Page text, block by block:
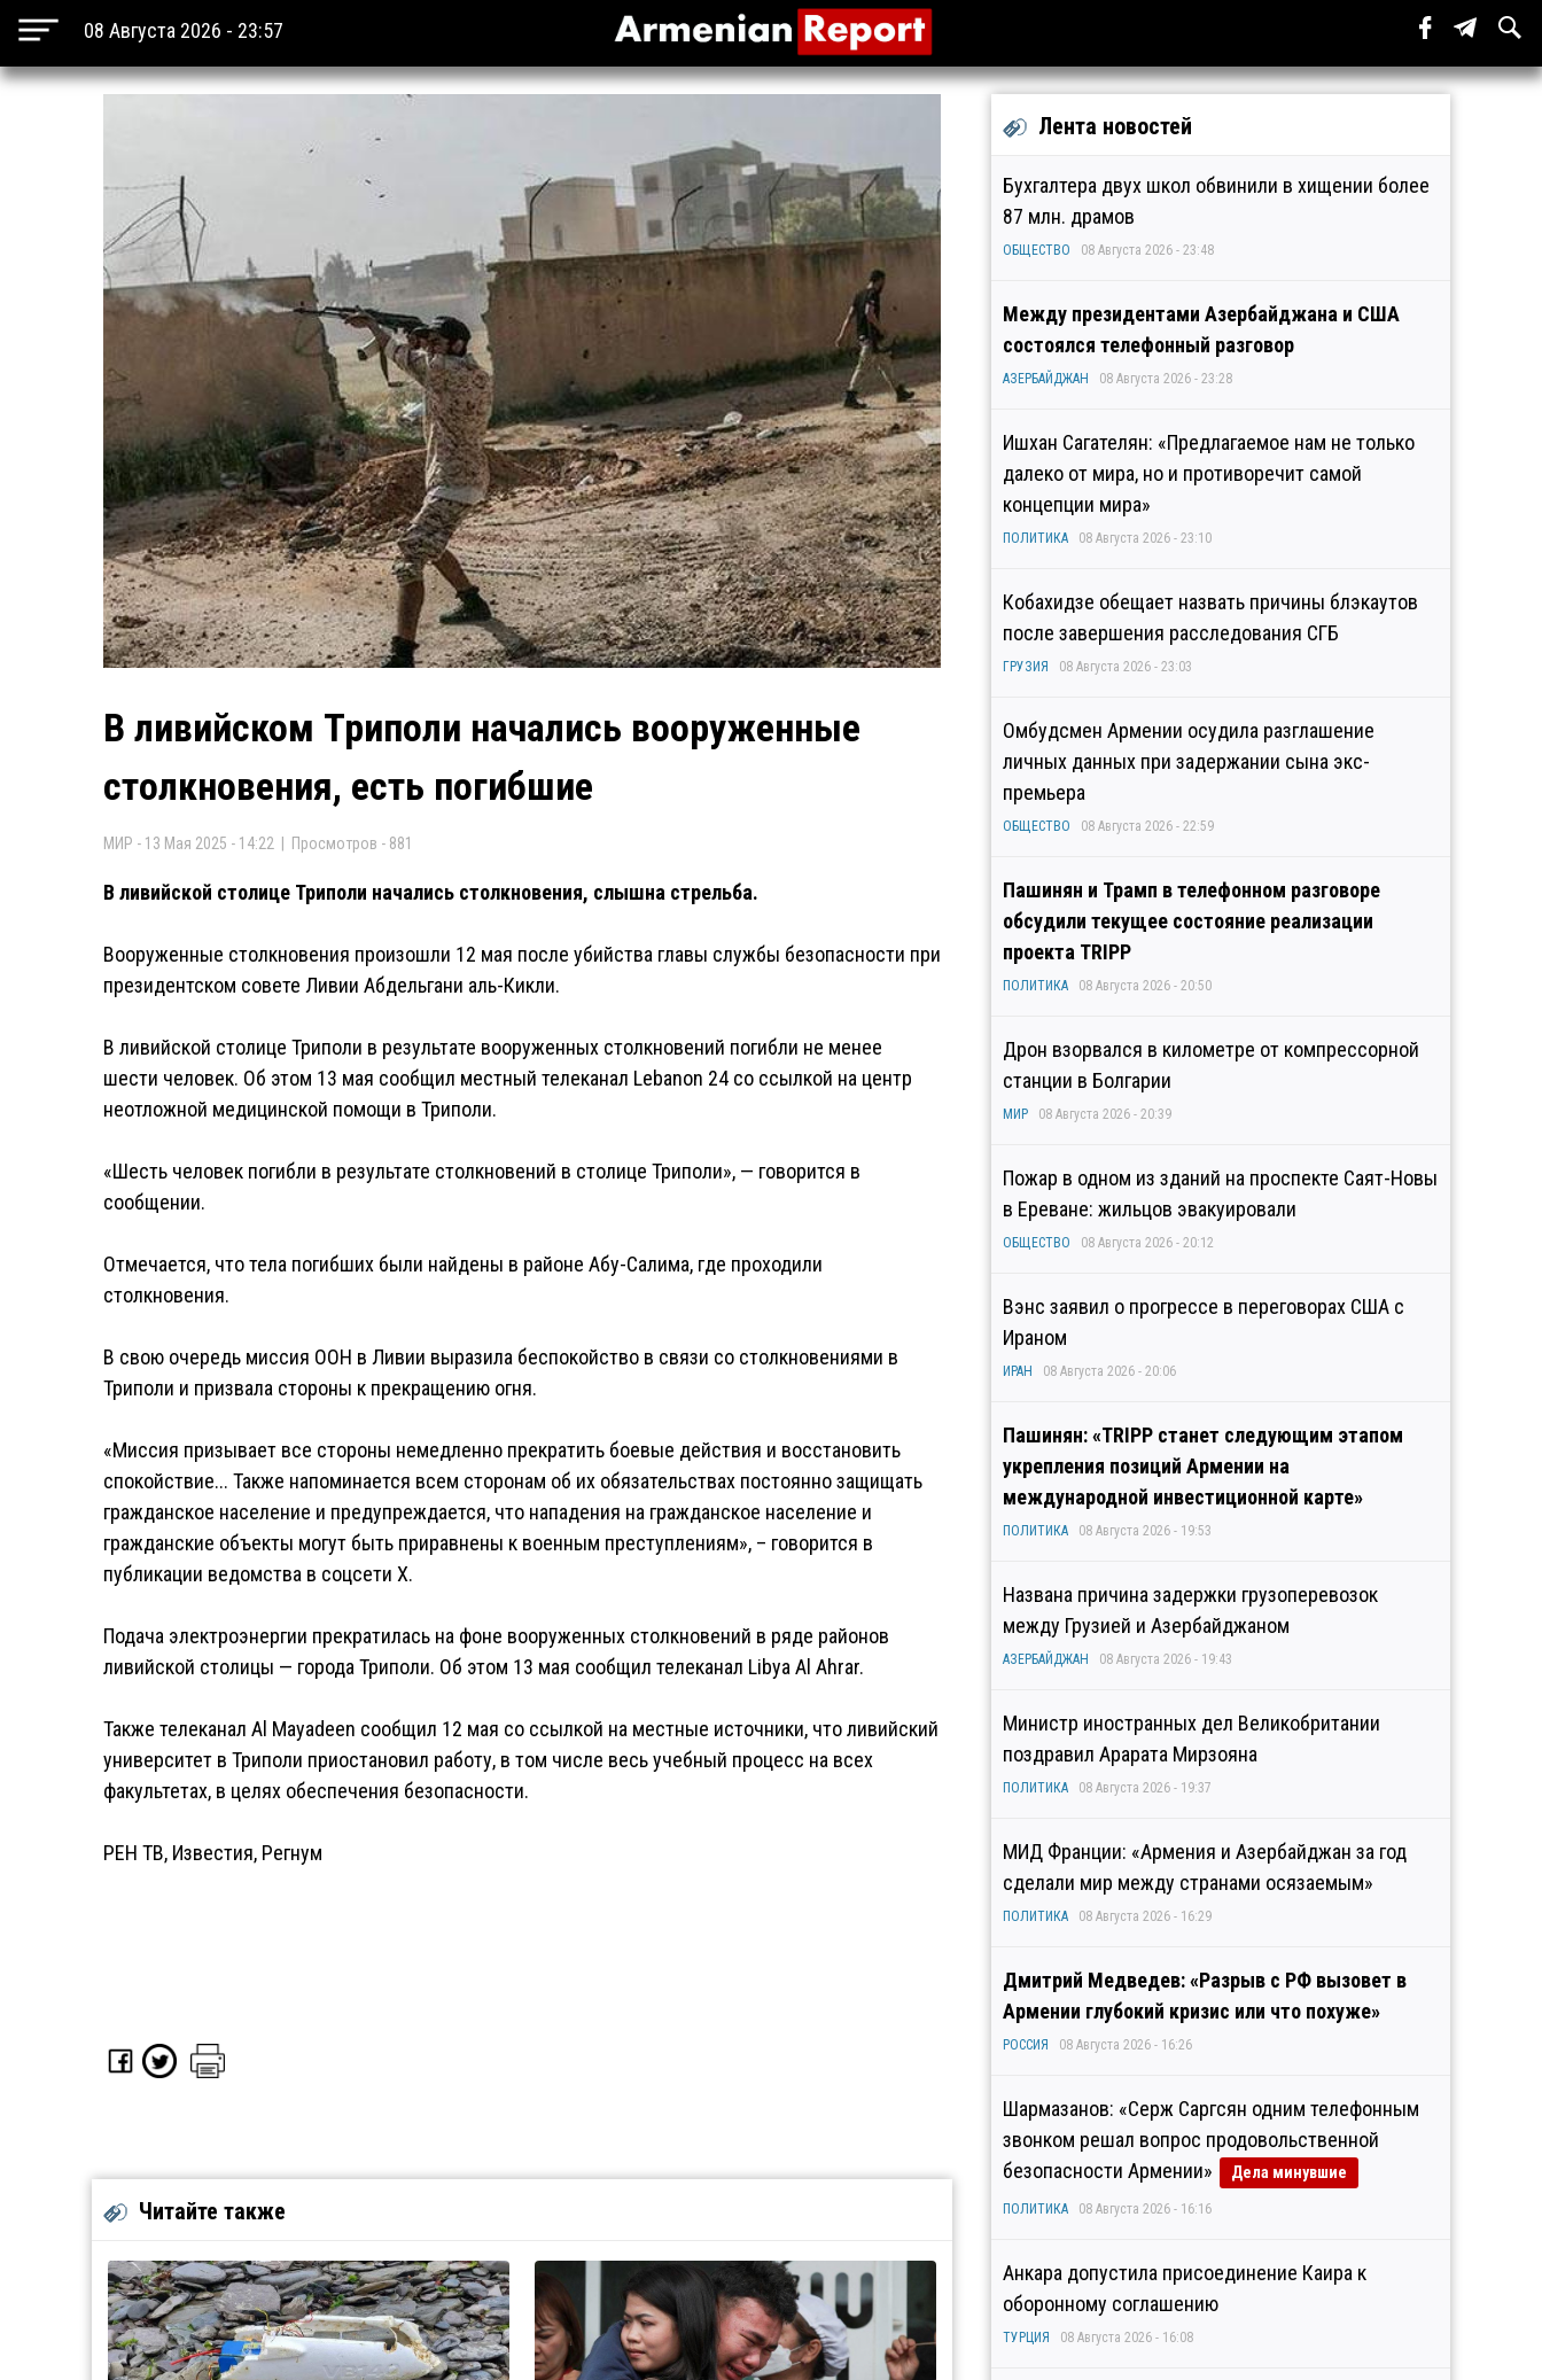
08 Августа 2026 - 23:57
В ливийском Триполи начались вооруженные
столкновения, есть погибшие
МИР - 13 Мая 2025 - 14:22 | Просмотров - 881
В ливийской столице Триполи начались столкновения, слышна стрельба.
Вооруженные столкновения произошли 12 мая после убийства главы службы безопасности при
президентском совете Ливии Абдельгани аль-Кикли.
В ливийской столице Триполи в результате вооруженных столкновений погибли не менее
шести человек. Об этом 13 мая сообщил местный телеканал Lebanon 24 со ссылкой на центр
неотложной медицинской помощи в Триполи.
«Шесть человек погибли в результате столкновений в столице Триполи», — говорится в
сообщении.
Отмечается, что тела погибших были найдены в районе Абу-Салима, где проходили
столкновения.
В свою очередь миссия ООН в Ливии выразила беспокойство в связи со столкновениями в
Триполи и призвала стороны к прекращению огня.
«Миссия призывает все стороны немедленно прекратить боевые действия и восстановить
спокойствие... Также напоминается всем сторонам об их обязательствах постоянно защищать
гражданское население и предупреждается, что нападения на гражданское население и
гражданские объекты могут быть приравнены к военным преступлениям», – говорится в
публикации ведомства в соцсети Х.
Подача электроэнергии прекратилась на фоне вооруженных столкновений в ряде районов
ливийской столицы — города Триполи. Об этом 13 мая сообщил телеканал Libya Al Ahrar.
Также телеканал Al Mayadeen сообщил 12 мая со ссылкой на местные источники, что ливийский
университет в Триполи приостановил работу, в том числе весь учебный процесс на всех
факультетах, в целях обеспечения безопасности.
РЕН ТВ, Известия, Регнум
Читайте также
Лента новостей
Бухгалтера двух школ обвинили в хищении более
87 млн. драмов
ОБЩЕСТВО 08 Августа 2026 - 23:48
Между президентами Азербайджана и США
состоялся телефонный разговор
АЗЕРБАЙДЖАН 08 Августа 2026 - 23:28
Ишхан Сагателян: «Предлагаемое нам не только
далеко от мира, но и противоречит самой
концепции мира»
ПОЛИТИКА 08 Августа 2026 - 23:10
Кобахидзе обещает назвать причины блэкаутов
после завершения расследования СГБ
ГРУЗИЯ 08 Августа 2026 - 23:03
Омбудсмен Армении осудила разглашение
личных данных при задержании сына экс-
премьера
ОБЩЕСТВО 08 Августа 2026 - 22:59
Пашинян и Трамп в телефонном разговоре
обсудили текущее состояние реализации
проекта TRIPP
ПОЛИТИКА 08 Августа 2026 - 20:50
Дрон взорвался в километре от компрессорной
станции в Болгарии
МИР 08 Августа 2026 - 20:39
Пожар в одном из зданий на проспекте Саят-Новы
в Ереване: жильцов эвакуировали
ОБЩЕСТВО 08 Августа 2026 - 20:12
Вэнс заявил о прогрессе в переговорах США с
Ираном
ИРАН 08 Августа 2026 - 20:06
Пашинян: «TRIPP станет следующим этапом
укрепления позиций Армении на
международной инвестиционной карте»
ПОЛИТИКА 08 Августа 2026 - 19:53
Названа причина задержки грузоперевозок
между Грузией и Азербайджаном
АЗЕРБАЙДЖАН 08 Августа 2026 - 19:43
Министр иностранных дел Великобритании
поздравил Арарата Мирзояна
ПОЛИТИКА 08 Августа 2026 - 19:37
МИД Франции: «Армения и Азербайджан за год
сделали мир между странами осязаемым»
ПОЛИТИКА 08 Августа 2026 - 16:29
Дмитрий Медведев: «Разрыв с РФ вызовет в
Армении глубокий кризис или что похуже»
РОССИЯ 08 Августа 2026 - 16:26
Шармазанов: «Серж Саргсян одним телефонным
звонком решал вопрос продовольственной
безопасности Армении»
Дела минувшие
ПОЛИТИКА 08 Августа 2026 - 16:16
Анкара допустила присоединение Каира к
оборонному соглашению
ТУРЦИЯ 08 Августа 2026 - 16:08